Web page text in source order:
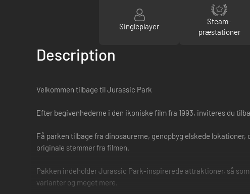
Singleplayer
Steam-
præstationer
Description
Velkommen tilbage til Jurassic Park
Efter begivenhederne i den ikoniske film fra 1993, inviteres du
Få parken tilbage fra dinosaurerne, genopbyg elskede lokationer,
originale stemmer fra filmen.
Pakken indeholder Jurassic Park-inspirerede attraktioner, så
varianter og meget mere.